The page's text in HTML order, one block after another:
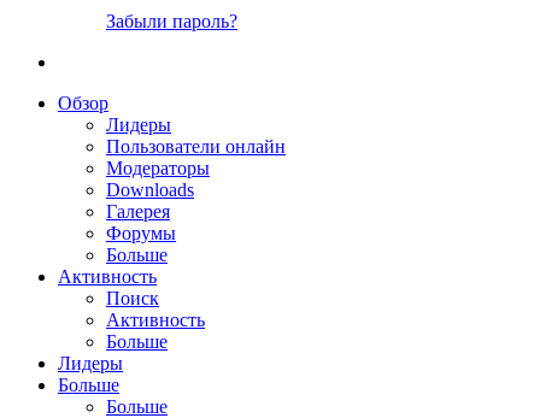
Забыли пароль?
Обзор
Лидеры
Пользователи онлайн
Модераторы
Downloads
Галерея
Форумы
Больше
Активность
Поиск
Активность
Больше
Лидеры
Больше
Больше